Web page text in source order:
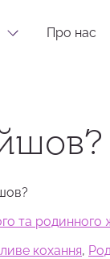
Про нас
та родинного
кохання,